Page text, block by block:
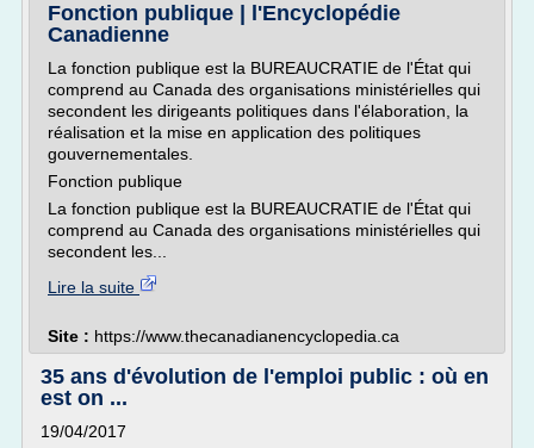
Fonction publique | l'Encyclopédie
Canadienne
La fonction publique est la BUREAUCRATIE de l'État qui
comprend au Canada des organisations ministérielles qui
secondent les dirigeants politiques dans l'élaboration, la
réalisation et la mise en application des politiques
gouvernementales.
Fonction publique
La fonction publique est la BUREAUCRATIE de l'État qui
comprend au Canada des organisations ministérielles qui
secondent les...
Lire la suite
Site : https://www.thecanadianencyclopedia.ca
35 ans d'évolution de l'emploi public : où en
est on ...
19/04/2017